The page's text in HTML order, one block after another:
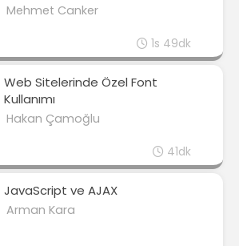
Mehmet Canker
1s 49dk
Web Sitelerinde Özel Font
Kullanımı
Hakan Çamoğlu
41dk
JavaScript ve AJAX
Arman Kara